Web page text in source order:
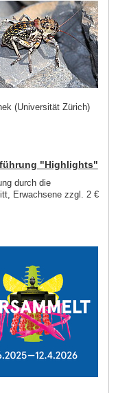
(Universität Zürich)
"Highlights"
durch die
Erwachsene zzgl. 2 €